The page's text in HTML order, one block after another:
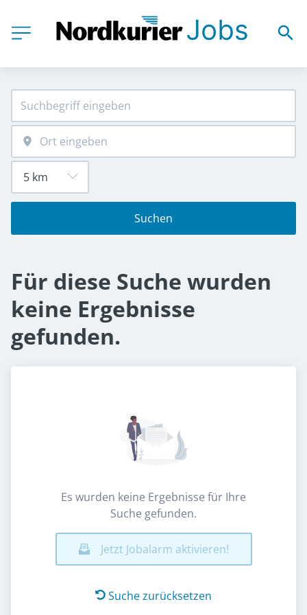
Suchen
Für diese Suche wurden
keine Ergebnisse
gefunden.
Es wurden keine Ergebnisse für Ihre
Suche gefunden.
Jetzt Jobalarm aktivieren!
Suche zurücksetzen